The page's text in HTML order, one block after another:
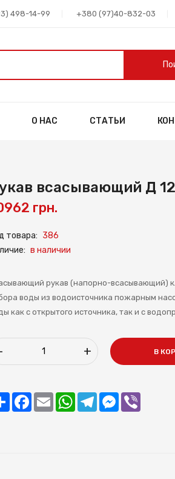
498-14-99 +380 (97)40-832-03
О НАС СТАТЬИ
всасывающий Д
грн.
товара: 386
в наличии
рукав (напорно-всасывающий)
воды из водоисточника пожарным
как с открытого источника, так и с
+ В
Share Facebook
Email WhatsAppTelegramMessenger